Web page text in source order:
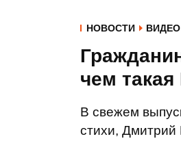
НОВОСТИ ВИДЕО
чем
В свежем
стихи, Дмитрий